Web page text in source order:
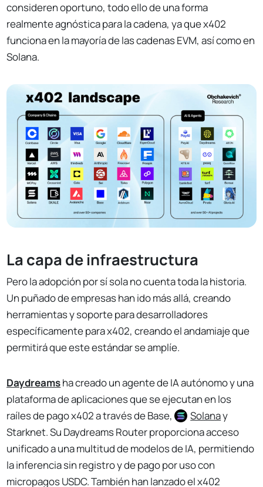
consideren oportuno, todo ello de una forma
realmente agnóstica para la cadena, ya que x402
funciona en la mayoría de las cadenas EVM, así como en
Solana.
La capa de infraestructura
Pero la adopción por sí sola no cuenta toda la historia.
Un puñado de empresas han ido más allá, creando
herramientas y soporte para desarrolladores
específicamente para x402, creando el andamiaje que
permitirá que este estándar se amplíe.
Daydreamsha creado un agente de IA autónomo y una
plataforma de aplicaciones que se ejecutan en los
raíles de pago x402 a través de Base,
Solanay
Starknet. Su Daydreams Router proporciona acceso
unificado a una multitud de modelos de IA, permitiendo
la inferencia sin registro y de pago por uso con
micropagos USDC. También han lanzado el x402